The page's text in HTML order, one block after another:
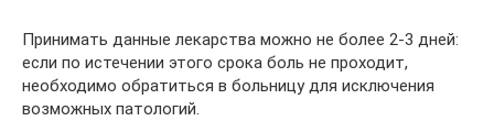
Принимать данные лекарства можно не более 2-3 дней:
если по истечении этого срока боль не проходит,
необходимо обратиться в больницу для исключения
возможных патологий.